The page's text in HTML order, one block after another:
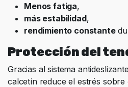
Menos fatiga,
más estabilidad,
rendimiento constante
Protección del
Gracias al sistema
calcetín reduce el estrés sobre